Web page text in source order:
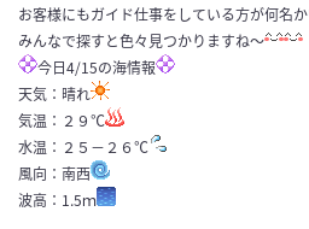
お客様にもガイド仕事をしている方が何名
みんなで探すと色々見つかりますね〜
今日4/15の海情報
天気：晴れ
気温：２９℃
水温：２５－２６℃
風向：南西
波高：1.5ｍ